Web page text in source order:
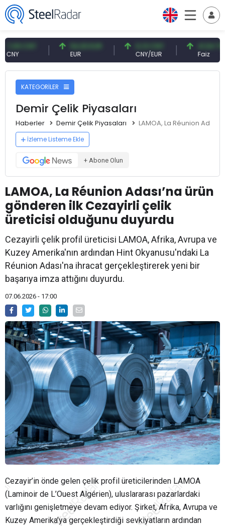
54,93 EUR 0,13 CNY
CNY/EUR
41,54 TRY
KATEGORİLER
Demir Çelik Piyasaları
Haberler Demir Çelik Piyasaları LAMOA, La Réunion
İzleme Listeme Ekle
+ Abone Olun
LAMOA, La Réunion Adası’na ürün
gönderen ilk Cezayirli çelik
üreticisi olduğunu duyurdu
Cezayirli çelik profil üreticisi LAMOA, Afrika, Avrupa ve
Kuzey Amerika'nın ardından Hint Okyanusu'ndaki La
Réunion Adası'na ihracat gerçekleştirerek yeni bir
başarıya imza attığını duyurdu.
07.06.2026 - 17:00
Cezayir’in önde gelen çelik profil üreticilerinden LAMOA
(Laminoir de L’Ouest Algérien), uluslararası pazarlardaki
varlığını genişletmeye devam ediyor. Şirket, Afrika, Avrupa ve
Kuzey Amerika’ya gerçekleştirdiği sevkiyatların ardından